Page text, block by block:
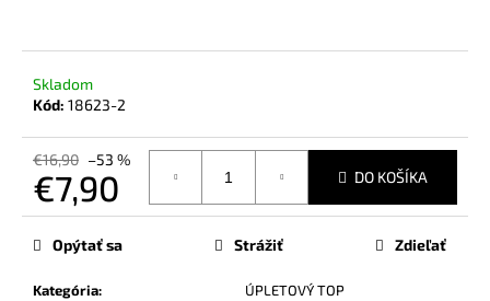
Skladom
Kód: 18623-2
€16,90 –53 %
€7,90
Jednotková
DO KOŠÍKA
Kategória:
ÚPLETOVÝ TOP
Opýtať sa Strážiť Zdieľať